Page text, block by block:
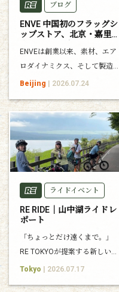
ブログ
ENVE 中国初のフラッグシ
ップストア、北京・嘉里
ENVEは創業以来、素材、エア
ロダイナミクス、そして製造
技術を追求し続け、自転車の
た。 そのENVEが、新たな拠点
として中国に本格展開しま
す。 2026年7月26日、ENVE中
国初となるフラッグシップス
トアが、北京・嘉里中
Beijing | 2026.07.24
ライドイベント
RE RIDE｜山中湖ライドレ
ポート
「ちょっとだけ遠くまで。」
RE TOKYOが提案する新しいラ
イドスタイル。その第一回と
Tokyo | 2026.07.17